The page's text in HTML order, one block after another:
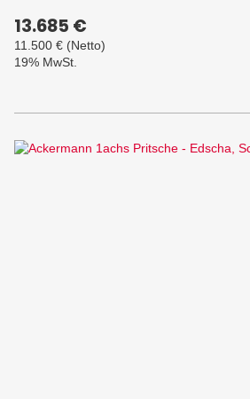
13.685 €
11.500 € (Netto)
19% MwSt.